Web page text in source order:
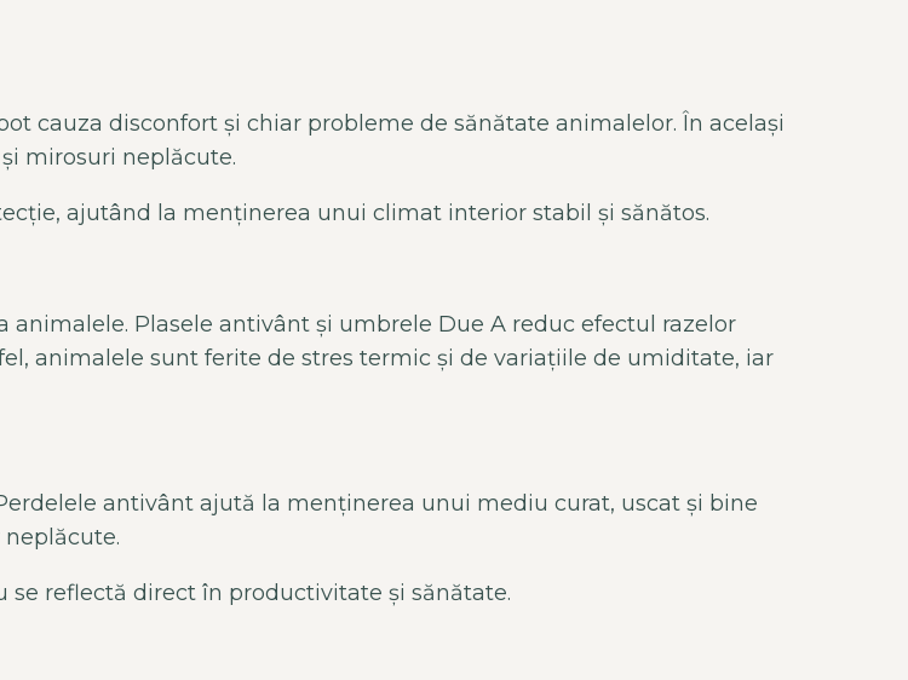
cauza disconfort și chiar probleme de sănătate animalelor. În același
mirosuri neplăcute.
ajutând la menținerea unui climat interior stabil și sănătos.
animalele. Plasele antivânt și umbrele Due A reduc efectul razelor
animalele sunt ferite de stres termic și de variațiile de umiditate, iar
antivânt ajută la menținerea unui mediu curat, uscat și bine
se reflectă direct în productivitate și sănătate.